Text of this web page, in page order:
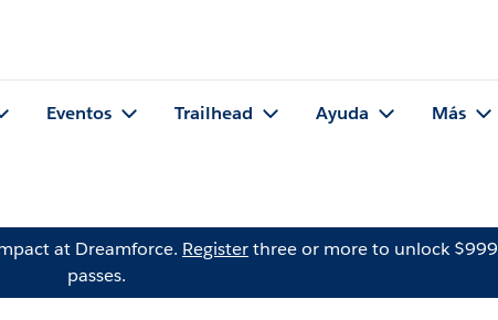
Eventos Trailhead Ayuda Más
at Dreamforce. Registerthree or more to unlock $999
passes.